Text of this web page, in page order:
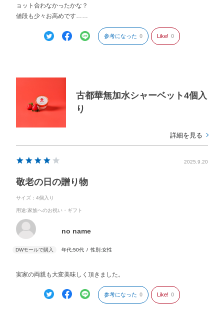
ョット合わなかったかな？
値段も少々お高めです……
参考になった 0 Like! 0
古都華無加水シャーベット4個入
り
詳細を見る
2025.9.20
敬老の日の贈り物
サイズ：4個入り
用途:家族へのお祝い・ギフト
no name
年代:50代 性別:女性
実家の両親も大変美味しく頂きました。
参考になった 0 Like! 0